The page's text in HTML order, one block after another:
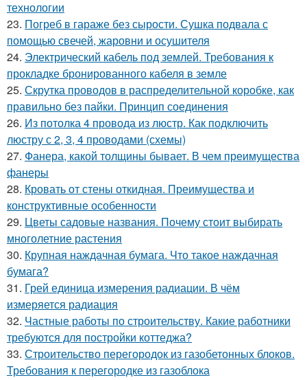
технологии
23. Погреб в гараже без сырости. Сушка подвала с
помощью свечей, жаровни и осушителя
24. Электрический кабель под землей. Требования к
прокладке бронированного кабеля в земле
25. Скрутка проводов в распределительной коробке, как
правильно без пайки. Принцип соединения
26. Из потолка 4 провода из люстр. Как подключить
люстру с 2, 3, 4 проводами (схемы)
27. Фанера, какой толщины бывает. В чем преимущества
фанеры
28. Кровать от стены откидная. Преимущества и
конструктивные особенности
29. Цветы садовые названия. Почему стоит выбирать
многолетние растения
30. Крупная наждачная бумага. Что такое наждачная
бумага?
31. Грей единица измерения радиации. В чём
измеряется радиация
32. Частные работы по строительству. Какие работники
требуются для постройки коттеджа?
33. Строительство перегородок из газобетонных блоков.
Требования к перегородке из газоблока